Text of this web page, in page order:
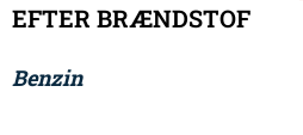
EFTER BRÆNDSTOF
Benzin